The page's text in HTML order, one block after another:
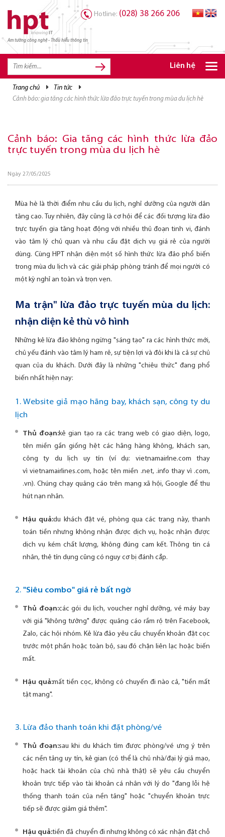
Am tường công nghệ - Thấu hiểu thông tin
Hotline: (028) 38 266 206
Liên hệ
trang chủ tin tức
cảnh báo: gia tăng các hình thức lừa đảo trực tuyến trong mùa du lịch hè
Cảnh báo: Gia tăng các hình thức lừa đảo
trực tuyến trong mùa du lịch hè
Ngày 27/05/2025
Mùa hè là thời điểm nhu cầu du lịch, nghỉ dưỡng của người dân
tăng cao. Tuy nhiên, đây cũng là cơ hội để các đối tượng lừa đảo
trực tuyến gia tăng hoạt động với nhiều thủ đoạn tinh vi, đánh
vào tâm lý chủ quan và nhu cầu đặt dịch vụ giá rẻ của người
dùng. Cùng HPT nhận diện một số hình thức lừa đảo phổ biến
trong mùa du lịch và các giải pháp phòng tránh để mọi người có
một kỳ nghỉ an toàn và trọn vẹn.
Ma trận" lừa đảo trực tuyến mùa du lịch:
nhận diện kẻ thù vô hình
Những kẻ lừa đảo không ngừng "sáng tạo" ra các hình thức mới,
chủ yếu đánh vào tâm lý ham rẻ, sự tiện lợi và đôi khi là cả sự chủ
quan của du khách. Dưới đây là những "chiêu thức" đang phổ
biến nhất hiện nay:
1. Website giả mạo hãng bay, khách sạn, công ty du
lịch
Thủ đoạn:kẻ gian tạo ra các trang web có giao diện, logo,
tên miền gần giống hệt các hãng hàng không, khách sạn,
công ty du lịch uy tín (ví dụ: vietnamairlne.com thay
vì vietnamairlines.com, hoặc tên miền .net, .info thay vì .com,
.vn). Chúng chạy quảng cáo trên mạng xã hội, Google để thu
hút nạn nhân.
Hậu quả:du khách đặt vé, phòng qua các trang này, thanh
toán tiền nhưng không nhận được dịch vụ, hoặc nhận được
dịch vụ kém chất lượng, không đúng cam kết. Thông tin cá
nhân, thẻ tín dụng cũng có nguy cơ bị đánh cắp.
2. "Siêu combo" giá rẻ bất ngờ
Thủ đoạn:các gói du lịch, voucher nghỉ dưỡng, vé máy bay
với giá "không tưởng" được quảng cáo rầm rộ trên Facebook,
Zalo, các hội nhóm. Kẻ lừa đảo yêu cầu chuyển khoản đặt cọc
trước một phần hoặc toàn bộ, sau đó chặn liên lạc hoặc biến
mất.
Hậu quả:mất tiền cọc, không có chuyến đi nào cả, "tiền mất
tật mang".
3. Lừa đảo thanh toán khi đặt phòng/vé
Thủ đoạn:sau khi du khách tìm được phòng/vé ưng ý trên
các nền tảng uy tín, kẻ gian (có thể là chủ nhà/đại lý giả mạo,
hoặc hack tài khoản của chủ nhà thật) sẽ yêu cầu chuyển
khoản trực tiếp vào tài khoản cá nhân với lý do "đang lỗi hệ
thống thanh toán của nền tảng" hoặc "chuyển khoản trực
tiếp sẽ được giảm giá thêm".
Hậu quả:tiền đã chuyển đi nhưng không có xác nhận đặt chỗ
TRANG CHỦ
TRANG CHỦ
GIẢI PHÁP
TRI THỨC